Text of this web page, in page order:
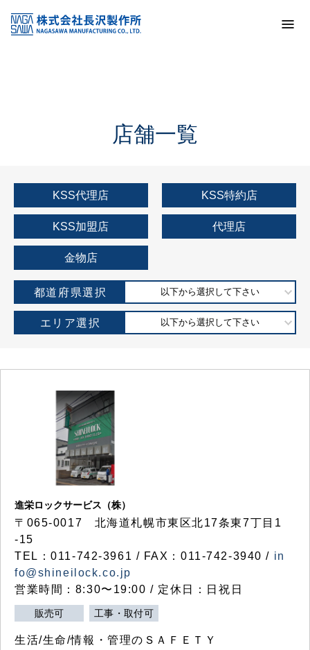
KSS加盟店・取扱店情報
店舗一覧
店舗一覧
KSS代理店 KSS特約店
KSS加盟店 代理店
金物店
都道府県選択 以下から選択して下さい
エリア選択 以下から選択して下さい
進栄ロックサービス（株）
〒065-0017 北海道札幌市東区北17条東7丁目1
-15
TEL：011-742-3961 / FAX：011-742-3940 / in
fo@shineilock.co.jp
営業時間：8:30〜19:00 / 定休日：日祝日
販売可 工事・取付可
生活/生命/情報・管理のＳＡＦＥＴＹ